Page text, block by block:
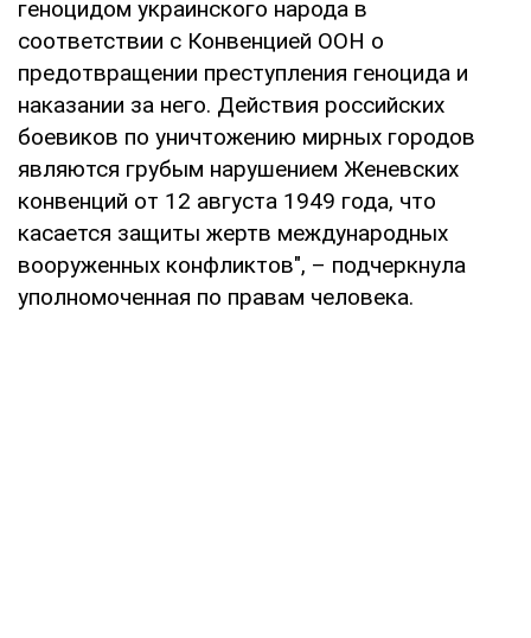
геноцидом украинского народа в
соответствии с Конвенцией ООН о
предотвращении преступления геноцида и
наказании за него. Действия российских
боевиков по уничтожению мирных городов
являются грубым нарушением Женевских
конвенций от 12 августа 1949 года, что
касается защиты жертв международных
вооруженных конфликтов", – подчеркнула
уполномоченная по правам человека.